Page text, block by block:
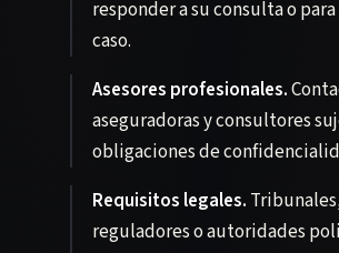
responder a su consulta o
caso.
Asesores profesionales.
aseguradoras y consultores
obligaciones de
Requisitos legales.
reguladores o autoridades